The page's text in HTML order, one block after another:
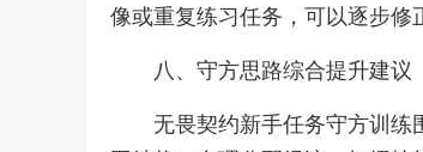
像或重复练习任务，可以逐步修
八、守方思路综合提升建议
无畏契约新手任务守方训